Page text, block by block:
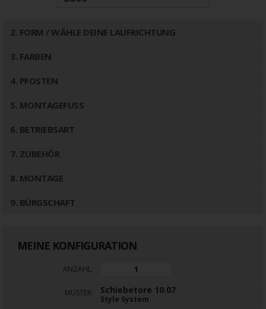
2. FORM / WÄHLE DEINE LAUFRICHTUNG
3. FARBEN
4. PFOSTEN
5. MONTAGEFUSS
6. BETRIEBSART
7. ZUBEHÖR
8. MONTAGE
9. BÜRGSCHAFT
MEINE KONFIGURATION
ANZAHL:
MUSTER: Schiebetore 10.07
Style System